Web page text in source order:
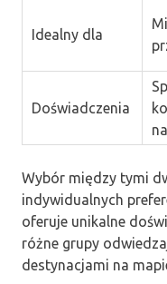
Idealny dla
Doświadczenia
Wybór między tymi
indywidualnych
oferuje unikalne
różne grupy
destynacjami na